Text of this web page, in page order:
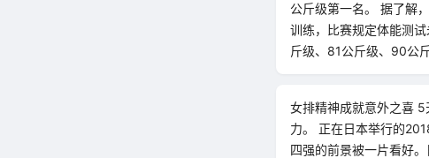
公斤级第一名。 据了解
训练，比赛规定体能测
斤级、81公斤级、90公
女排精神成就意外之喜
力。 正在日本举行的
四强的前景被一片看好